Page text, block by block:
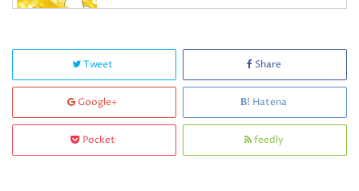
Tweet Share
Google+ Hatena
Pocket feedly